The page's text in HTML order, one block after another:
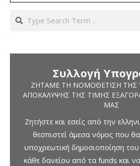
Search
Συλλογή
ΖΗΤΆΜΕ ΤΗ ΝΟΜΟΘΈΤΙΣΗ ΤΗΣ
ΑΠΟΚΆΛΥΨΗΣ ΤΗΣ ΤΙΜΉΣ
ΜΑΣ
Ζητήστε και εσείς από την
θεσπιστεί άμεσα νόμος που
υποχρεωτική δημοσιοποίηση
κάθε δανείου από τα funds και